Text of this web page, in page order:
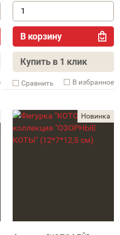
В корзину
Купить в 1 клик
Cравнить В избранное